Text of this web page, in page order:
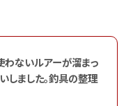
わないルアーが溜まっ
しました。釣具の整理